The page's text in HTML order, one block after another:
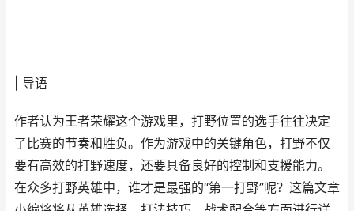
| 导语
作者认为王者荣耀这个游戏里，打野位置的选手往往决定
了比赛的节奏和胜负。作为游戏中的关键角色，打野不仅
要有高效的打野速度，还要具备良好的控制和支援能力。
在众多打野英雄中，谁才是最强的“第一打野”呢？这篇文章